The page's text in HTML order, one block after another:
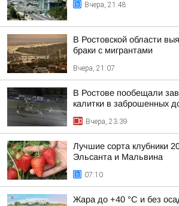
Вчера, 21:48
В Ростовской области
браки с мигрантами
Вчера, 21:07
В Ростове пообещали
калитки в заброшенных
Вчера, 23:39
Лучшие сорта клубники
Эльсанта и Мальвина
07:10
Жара до +40 °С и без